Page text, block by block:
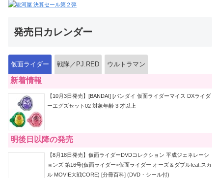
発売日カレンダー
仮面ライダー 戦隊／PJ.RED ウルトラマン
新着情報
【10月3日発売】[BANDAI] [バンダイ 仮面ライダーマイス DXライダ
ーエグズセット02 対象年齢 3 才以上
明後日以降の発売
【8月18日発売】仮面ライダーDVDコレクション 平成ジェネレーシ
ョンズ 第16号(仮面ライダー×仮面ライダー オーズ＆ダブルfeat.スカ
ル MOVIE大戦CORE) [分冊百科] (DVD・シール付)